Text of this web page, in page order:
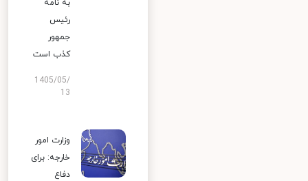
به نامه
رئیس
جمهور
کذب است
1405/05/
13
وزارت امور
خارجه: برای
دفاع